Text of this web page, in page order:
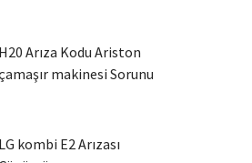
H20 Arıza Kodu Ariston
makinesi Sorunu
LG kombi E2 Arızası